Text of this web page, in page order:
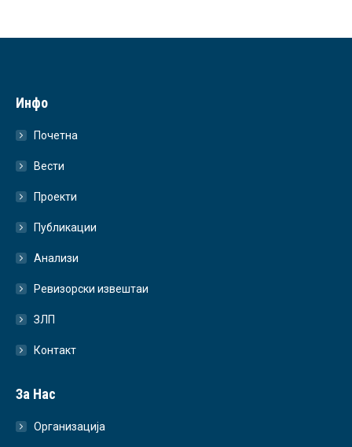
Инфо
Почетна
Вести
Проекти
Публикации
Анализи
Ревизорски извештаи
ЗЛП
Контакт
За Нас
Организација